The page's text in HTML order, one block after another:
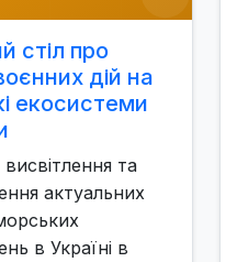
стіл про
дій на
екосистеми
та
актуальних
в Україні в